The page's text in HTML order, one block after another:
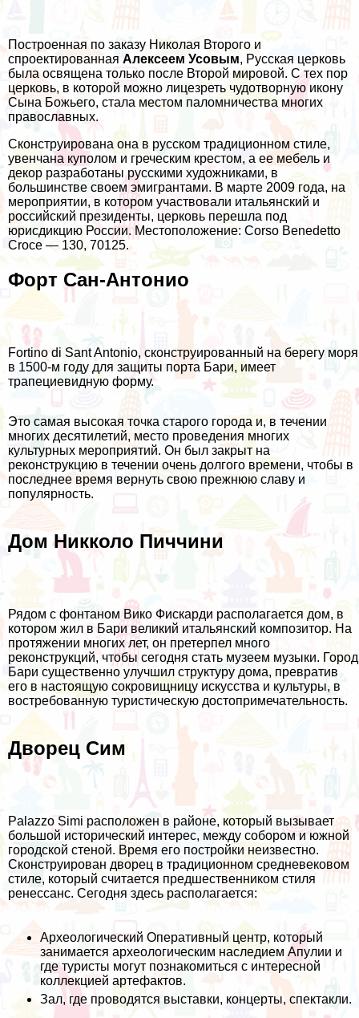
Построенная по заказу Николая Второго и
спроектированная Алексеем Усовым, Русская церковь
была освящена только после Второй мировой. С тех пор
церковь, в которой можно лицезреть чудотворную икону
Сына Божьего, стала местом паломничества многих
православных.
Сконструирована она в русском традиционном стиле,
увенчана куполом и греческим крестом, а ее мебель и
декор разработаны русскими художниками, в
большинстве своем эмигрантами. В марте 2009 года, на
мероприятии, в котором участвовали итальянский и
российский президенты, церковь перешла под
юрисдикцию России. Местоположение: Corso Benedetto
Croce — 130, 70125.
Форт Сан-Антонио
Fortino di Sant Antonio, сконструированный на берегу моря
в 1500-м году для защиты порта Бари, имеет
трапециевидную форму.
Это самая высокая точка старого города и, в течении
многих десятилетий, место проведения многих
культурных мероприятий. Он был закрыт на
реконструкцию в течении очень долгого времени, чтобы в
последнее время вернуть свою прежнюю славу и
популярность.
Дом Никколо Пиччини
Рядом с фонтаном Вико Фискарди располагается дом, в
котором жил в Бари великий итальянский композитор. На
протяжении многих лет, он претерпел много
реконструкций, чтобы сегодня стать музеем музыки. Город
Бари существенно улучшил структуру дома, превратив
его в настоящую сокровищницу искусства и культуры, в
востребованную туристическую достопримечательность.
Дворец Сим
Palazzo Simi расположен в районе, который вызывает
большой исторический интерес, между собором и южной
городской стеной. Время его постройки неизвестно.
Сконструирован дворец в традиционном средневековом
стиле, который считается предшественником стиля
ренессанс. Сегодня здесь располагается:
Археологический Оперативный центр, который
занимается археологическим наследием Апулии и
где туристы могут познакомиться с интересной
коллекцией артефактов.
Зал, где проводятся выставки, концерты, спектакли.